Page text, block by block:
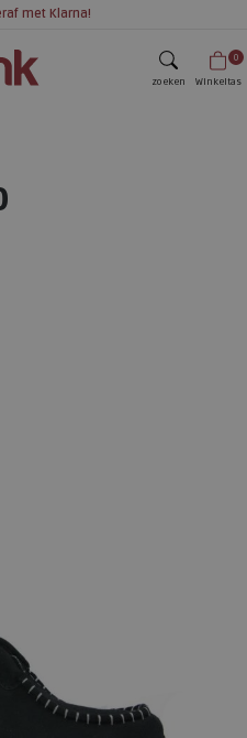
met Klarna!
zoeken
0
Winkeltas